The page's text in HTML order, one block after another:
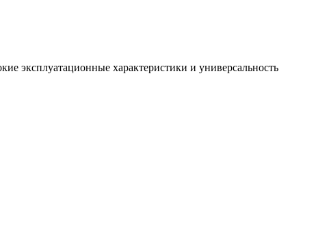
эксплуатационные характеристики и универсальность